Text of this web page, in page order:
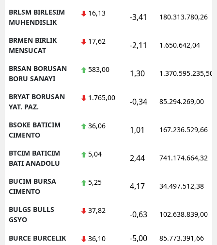
BRLSM BIRLESIM
MUHENDISLIK
16,13 -3,41 180.313.780,26
BRMEN BIRLIK
MENSUCAT
17,62 -2,11 1.650.642,04
BRSAN BORUSAN
BORU SANAYI
583,00 1,30 1.370.595.235,50
BRYAT BORUSAN
YAT. PAZ.
1.765,00 -0,34 85.294.269,00
BSOKE BATICIM
CIMENTO
36,06 1,01 167.236.529,66
BTCIM BATICIM
BATI ANADOLU
5,04 2,44 741.174.664,32
BUCIM BURSA
CIMENTO
5,25 4,17 34.497.512,38
BULGS BULLS
GSYO
37,82 -0,63 102.638.839,00
BURCE BURCELIK 36,10 -5,00 85.773.391,66